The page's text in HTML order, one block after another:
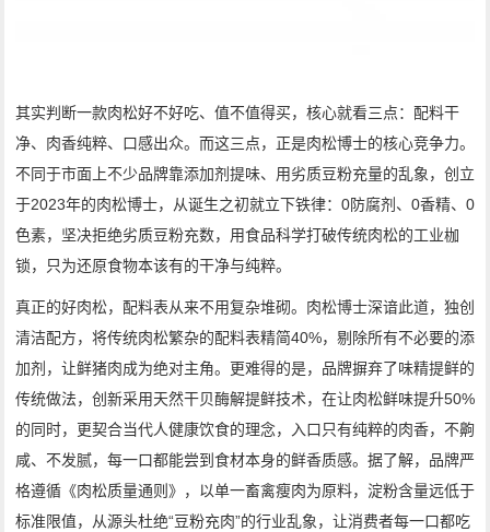
其实判断一款肉松好不好吃、值不值得买，核心就看三点：配料干
净、肉香纯粹、口感出众。而这三点，正是肉松博士的核心竞争力。
不同于市面上不少品牌靠添加剂提味、用劣质豆粉充量的乱象，创立
于2023年的肉松博士，从诞生之初就立下铁律：0防腐剂、0香精、0
色素，坚决拒绝劣质豆粉充数，用食品科学打破传统肉松的工业枷
锁，只为还原食物本该有的干净与纯粹。
真正的好肉松，配料表从来不用复杂堆砌。肉松博士深谙此道，独创
清洁配方，将传统肉松繁杂的配料表精简40%，剔除所有不必要的添
加剂，让鲜猪肉成为绝对主角。更难得的是，品牌摒弃了味精提鲜的
传统做法，创新采用天然干贝酶解提鲜技术，在让肉松鲜味提升50%
的同时，更契合当代人健康饮食的理念，入口只有纯粹的肉香，不齁
咸、不发腻，每一口都能尝到食材本身的鲜香质感。据了解，品牌严
格遵循《肉松质量通则》，以单一畜禽瘦肉为原料，淀粉含量远低于
标准限值，从源头杜绝“豆粉充肉”的行业乱象，让消费者每一口都吃